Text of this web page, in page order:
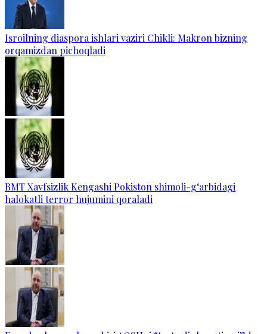
Isroilning diaspora ishlari vaziri Chikli: Makron bizning
orqamizdan pichoqladi
BMT Xavfsizlik Kengashi Pokiston shimoli-g‘arbidagi
halokatli terror hujumini qoraladi